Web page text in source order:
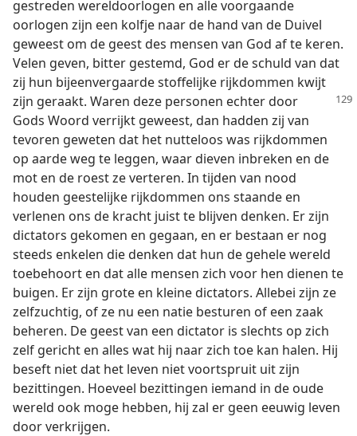
gestreden wereldoorlogen en alle voorgaande
oorlogen zijn een kolfje naar de hand van de Duivel
geweest om de geest des mensen van God af te keren.
Velen geven, bitter gestemd, God er de schuld van dat
zij hun bijeenvergaarde stoffelijke rijkdommen kwijt
zijn geraakt. Waren deze personen echter door
Gods Woord verrijkt geweest, dan hadden zij van
tevoren geweten dat het nutteloos was rijkdommen
op aarde weg te leggen, waar dieven inbreken en de
mot en de roest ze verteren. In tijden van nood
houden geestelijke rijkdommen ons staande en
verlenen ons de kracht juist te blijven denken. Er zijn
dictators gekomen en gegaan, en er bestaan er nog
steeds enkelen die denken dat hun de gehele wereld
toebehoort en dat alle mensen zich voor hen dienen te
buigen. Er zijn grote en kleine dictators. Allebei zijn ze
zelfzuchtig, of ze nu een natie besturen of een zaak
beheren. De geest van een dictator is slechts op zich
zelf gericht en alles wat hij naar zich toe kan halen. Hij
beseft niet dat het leven niet voortspruit uit zijn
bezittingen. Hoeveel bezittingen iemand in de oude
wereld ook moge hebben, hij zal er geen eeuwig leven
door verkrijgen.